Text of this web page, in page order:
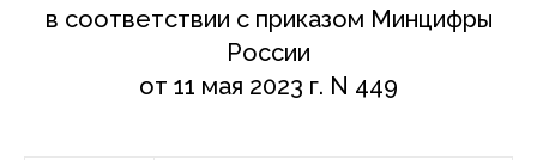
в соответствии с приказом Минцифры
России
от 11 мая 2023 г. N 449